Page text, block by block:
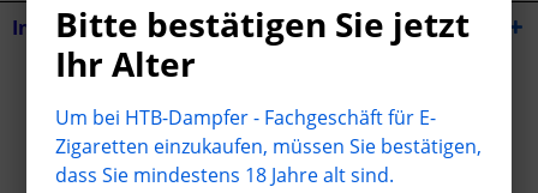
Informationen
Cookie-Einstellungen Jugendschutz
Kontakt
Versand und Zahlungsbedingungen
Widerrufsrecht
Bitte bestätigen Sie jetzt
Ihr Alter
Um bei HTB-Dampfer - Fachgeschäft für E-
Zigaretten einzukaufen, müssen Sie bestätigen,
dass Sie mindestens 18 Jahre alt sind.